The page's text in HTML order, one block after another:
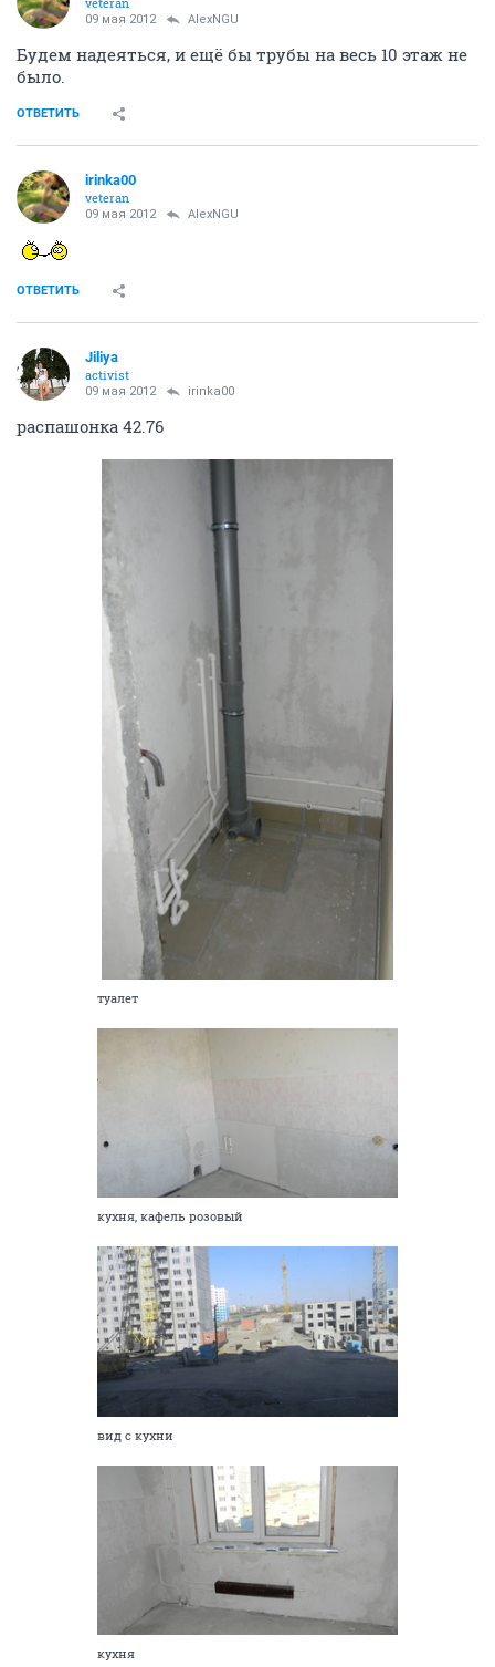
09 мая 2012 AlexNGU
Будем надеяться, и ещё бы трубы на весь 10 этаж не
было.
ОТВЕТИТЬ
irinka00
veteran
09 мая 2012 AlexNGU
ОТВЕТИТЬ
Jiliya
activist
09 мая 2012 irinka00
распашонка 42.76
туалет
кухня, кафель розовый
вид с кухни
кухня